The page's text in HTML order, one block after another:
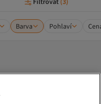
Barva Pohlaví